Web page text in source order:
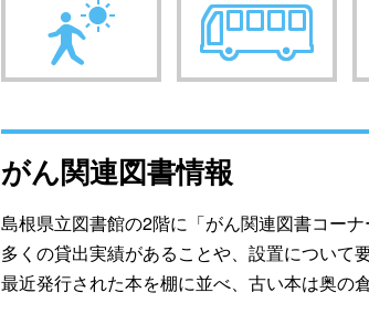
がん関連図書情報
島根県立図書館の2階に「がん関連図書コーナ
多くの貸出実績があることや、設置について
最近発行された本を棚に並べ、古い本は奥の